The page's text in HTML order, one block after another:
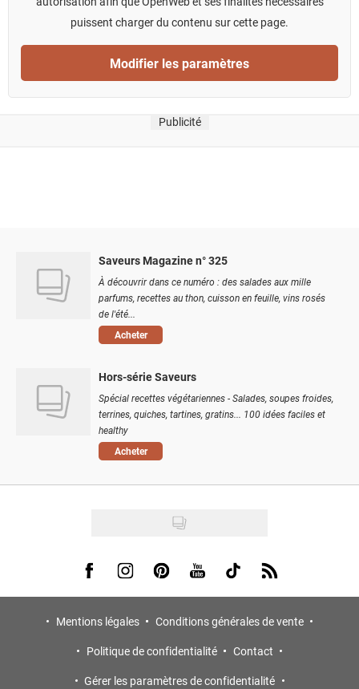
puissent charger du contenu sur cette page.
Modifier les paramètres
Publicité
Saveurs Magazine n° 325
À découvrir dans ce numéro : des salades aux mille
parfums, recettes au thon, cuisson en feuille, vins rosés
de l'été...
Acheter
Hors-série Saveurs
Spécial recettes végétariennes - Salades, soupes froides,
terrines, quiches, tartines, gratins... 100 idées faciles et
healthy
Acheter
Visit us on Facebook
Visit us on Instagram
Visit us on Pinterest
Visit us on Youtube
Visit us on Tiktok
Visit us on Rss
Mentions légales
Conditions générales de vente
Politique de confidentialité
Contact
Gérer les paramètres de confidentialité